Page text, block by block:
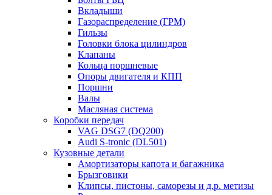
Вкладыши
Газораспределение (ГРМ)
Гильзы
Головки блока цилиндров
Клапаны
Кольца поршневые
Опоры двигателя и КПП
Поршни
Валы
Масляная система
Коробки передач
VAG DSG7 (DQ200)
Audi S-tronic (DL501)
Кузовные детали
Амортизаторы капота и багажника
Брызговики
Клипсы, пистоны, саморезы и д.р. метизы